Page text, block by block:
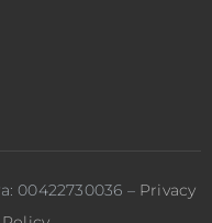
00422730036 – Privacy